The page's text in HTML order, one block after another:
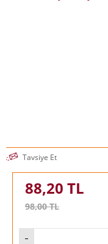
Tavsiye Et
88,20 TL
98,00TL